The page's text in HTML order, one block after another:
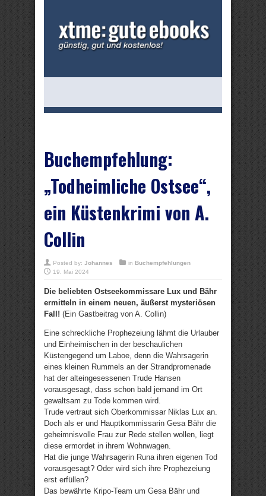
Buchempfehlung:
„Todheimliche Ostsee“,
ein Küstenkrimi von A.
Collin
Posted by: Johannes in Buchempfehlungen
19. Mai 2024
Die beliebten Ostseekommissare Lux und Bähr
ermitteln in einem neuen, äußerst mysteriösen
Fall! (Ein Gastbeitrag von A. Collin)
Eine schreckliche Prophezeiung lähmt die Urlauber
und Einheimischen in der beschaulichen
Küstengegend um Laboe, denn die Wahrsagerin
eines kleinen Rummels an der Strandpromenade
hat der alteingesessenen Trude Hansen
vorausgesagt, dass schon bald jemand im Ort
gewaltsam zu Tode kommen wird.
Trude vertraut sich Oberkommissar Niklas Lux an.
Doch als er und Hauptkommissarin Gesa Bähr die
geheimnisvolle Frau zur Rede stellen wollen, liegt
diese ermordet in ihrem Wohnwagen.
Hat die junge Wahrsagerin Runa ihren eigenen Tod
vorausgesagt? Oder wird sich ihre Prophezeiung
erst erfüllen?
Das bewährte Kripo-Team um Gesa Bähr und